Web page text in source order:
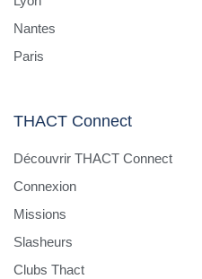
Nantes
Paris
THACT Connect
Découvrir THACT Connect
Connexion
Missions
Slasheurs
Clubs Thact